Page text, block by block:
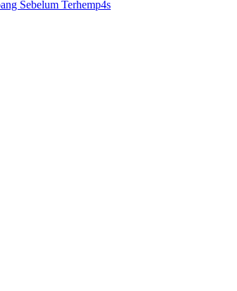
Sebelum Terhemp4s